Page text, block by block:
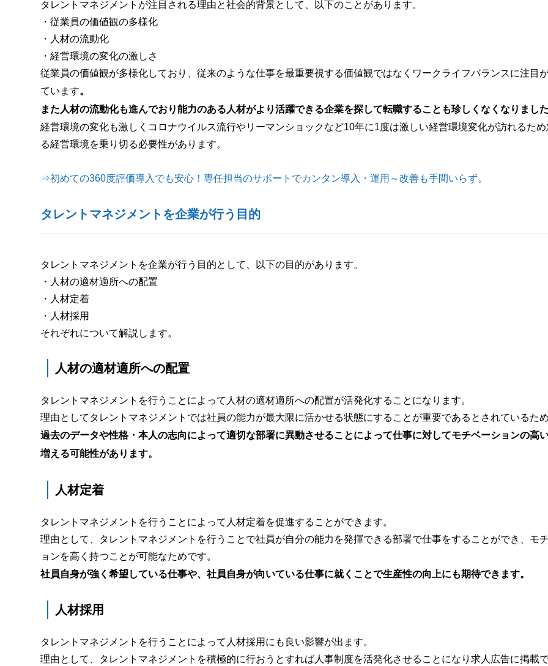
タレントマネジメントが注目される理由と社会的背景として、以下のことがあります。
・従業員の価値観の多様化
・人材の流動化
・経営環境の変化の激しさ
従業員の価値観が多様化しており、従来のような仕事を最重要視する価値観ではなくワークライフバランスに注目
ています。
また人材の流動化も進んでおり能力のある人材がより活躍できる企業を探して転職することも珍しくなくなりまし
経営環境の変化も激しくコロナウイルス流行やリーマンショックなど10年に1度は激しい経営環境変化が訪れるた
る経営環境を乗り切る必要性があります。
⇒初めての360度評価導入でも安心！専任担当のサポートでカンタン導入・運用～改善も手間いらず。
タレントマネジメントを企業が行う目的
タレントマネジメントを企業が行う目的として、以下の目的があります。
・人材の適材適所への配置
・人材定着
・人材採用
それぞれについて解説します。
人材の適材適所への配置
タレントマネジメントを行うことによって人材の適材適所への配置が活発化することになります。
理由としてタレントマネジメントでは社員の能力が最大限に活かせる状態にすることが重要であるとされているた
過去のデータや性格・本人の志向によって適切な部署に異動させることによって仕事に対してモチベーションの高
増える可能性があります。
人材定着
タレントマネジメントを行うことによって人材定着を促進することができます。
理由として、タレントマネジメントを行うことで社員が自分の能力を発揮できる部署で仕事をすることができ、モ
ョンを高く持つことが可能なためです。
社員自身が強く希望している仕事や、社員自身が向いている仕事に就くことで生産性の向上にも期待できます。
人材採用
タレントマネジメントを行うことによって人材採用にも良い影響が出ます。
理由として、タレントマネジメントを積極的に行おうとすれば人事制度を活発化させることになり求人広告に掲載